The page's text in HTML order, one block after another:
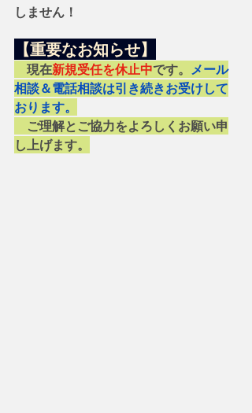
しません！
【重要なお知らせ】
現在新規受任を休止中です。 メール
相談＆電話相談は引き続きお受けして
おります。
ご理解とご協力をよろしくお願い申
し上げます。